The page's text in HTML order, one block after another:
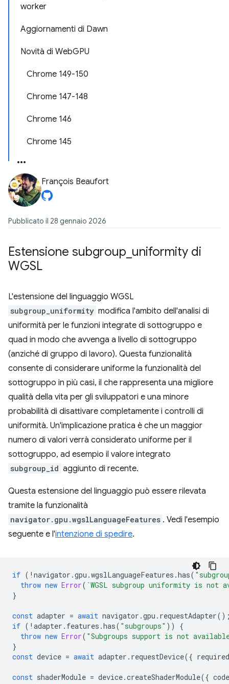
worker
Aggiornamenti di Dawn
Novità di WebGPU
Chrome 149-150
Chrome 147-148
Chrome 146
Chrome 145
François Beaufort
Pubblicato il 28 gennaio 2026
Estensione subgroup uniformity di
WGSL
L'estensione del linguaggio WGSL
subgroup_uniformity modifica l'ambito dell'analisi di
uniformità per le funzioni integrate di sottogruppo e
quad in modo che avvenga a livello di sottogruppo
(anziché di gruppo di lavoro). Questa funzionalità
consente di considerare uniforme la funzionalità del
sottogruppo in più casi, il che rappresenta una migliore
qualità della vita per gli sviluppatori e una minore
probabilità di disattivare completamente i controlli di
uniformità. Un'implicazione pratica è che un maggior
numero di valori verrà considerato uniforme per il
sottogruppo, ad esempio il valore integrato
subgroup_id aggiunto di recente.
Questa estensione del linguaggio può essere rilevata
tramite la funzionalità
navigator.gpu.wgslLanguageFeatures . Vedi l'esempio
seguente e l'intenzione di spedire.
if ( ! navigator .gpu .wgslLanguageFeatures .has(
throw new Error( `WGSL subgroup uniformity is not
}
const adapter = await navigator .gpu . requestAdapter
if ( ! adapter . features .has( "subgroups" ))
{
throw new Error( "Subgroups support is not
}
const device = await adapter . requestDevice({
const shaderModule = device.createShaderModule({ code